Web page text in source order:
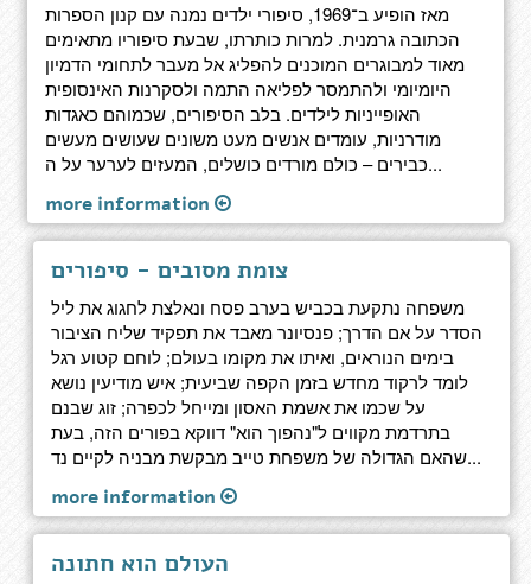
מאז הופיע ב־1969, סיפורי ילדים נמנה עם קנון הספרות
הכתובה גרמנית. למרות כותרתו, שבעת סיפוריו מתאימים
מאוד למבוגרים המוכנים להפליג אל מעבר לתחומי הדמיון
היומיומי ולהתמסר לפליאה התמה ולסקרנות האינסופית
האופייניות לילדים. בלב הסיפורים, שכמוהם כאגדות
מודרניות, עומדים אנשים מעט משונים שעושים מעשים
כבירים – כולם מורדים כושלים, המעזים לערער על ה...
more information
צומת מסובים - סיפורים
משפחה נתקעת בכביש בערב פסח ונאלצת לחגוג את ליל
הסדר על אם הדרך; פנסיונר מאבד את תפקיד שליח הציבור
בימים הנוראים, ואיתו את מקומו בעולם; לוחם קטוע רגל
לומד לרקוד מחדש בזמן הקפה שביעית; איש מודיעין נושא
על שכמו את אשמת האסון ומייחל לכפרה; זוג שבנם
בתרדמת מקווים ל"נהפוך הוא" דווקא בפורים הזה, בעת
שהאם הגדולה של משפחת טייב מבקשת מבניה לקיים נד...
more information
העולם הוא חתונה